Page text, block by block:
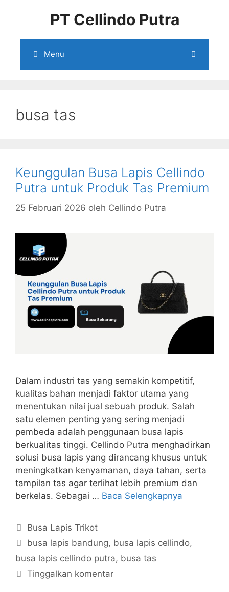
PT Cellindo Putra
Menu
busa tas
Keunggulan Busa Lapis Cellindo
Putra untuk Produk Tas Premium
25 Februari 2026 oleh Cellindo Putra
Dalam industri tas yang semakin kompetitif,
kualitas bahan menjadi faktor utama yang
menentukan nilai jual sebuah produk. Salah
satu elemen penting yang sering menjadi
pembeda adalah penggunaan busa lapis
berkualitas tinggi. Cellindo Putra menghadirkan
solusi busa lapis yang dirancang khusus untuk
meningkatkan kenyamanan, daya tahan, serta
tampilan tas agar terlihat lebih premium dan
berkelas. Sebagai … Baca Selengkapnya
Kategori
Busa Lapis Trikot
Tag
busa lapis bandung, busa lapis cellindo,
busa lapis cellindo putra, busa tas
Tinggalkan komentar